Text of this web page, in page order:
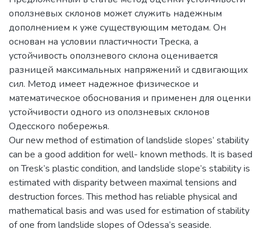
оползневых склонов может служить надежным
дополнением к уже существующим методам. Он
основан на условии пластичности Треска, а
устойчивость оползневого склона оценивается
разницей максимальных напряжений и сдвигающих
сил. Метод имеет надежное физическое и
математическое обоснования и применен для оценки
устойчивости одного из оползневых склонов
Одесского побережья.
Our new method of estimation of landslide slopes’ stability
can be a good addition for well- known methods. It is based
on Tresk’s plastic condition, and landslide slope’s stability is
estimated with disparity between maximal tensions and
destruction forces. This method has reliable physical and
mathematical basis and was used for estimation of stability
of one from landslide slopes of Odessa’s seaside.